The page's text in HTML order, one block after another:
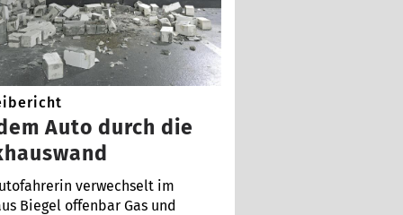
Auto durch die
verwechselt im
Biegel offenbar Gas und